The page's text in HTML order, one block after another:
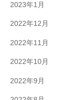
2023年1月
2022年12月
2022年11月
2022年10月
2022年9月